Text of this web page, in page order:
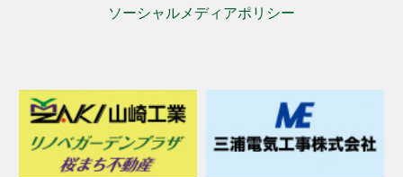
ソーシャルメディアポリシー